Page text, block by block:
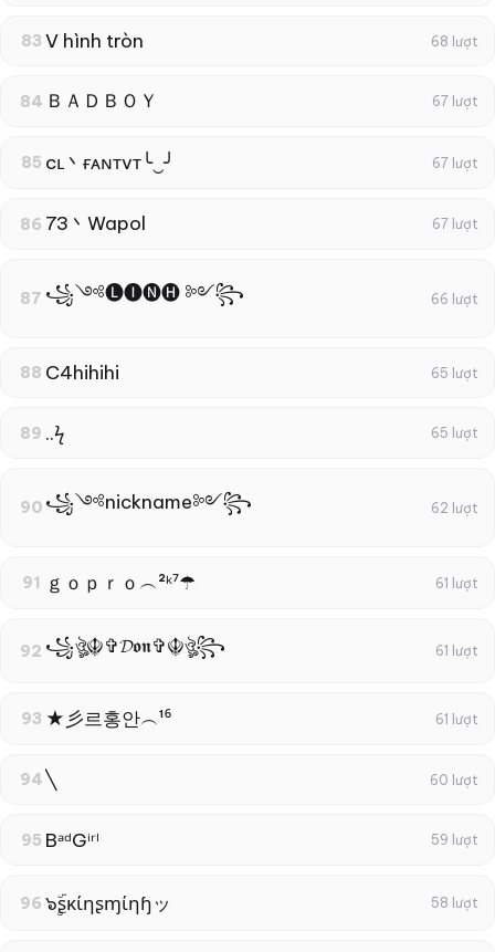
83 V hình tròn 68 lượt
84 ＢＡＤＢＯＹ 67 lượt
85 cʟ丶ғᴀɴтvт╰‿╯ 67 lượt
86 73丶Wapol 67 lượt
87 ꧁༺🅛🅘🅝🅗 ༻꧂ 66 lượt
88 C4hihihi 65 lượt
89 ..ϟ 65 lượt
90 ꧁༺nickname༻꧂ 62 lượt
91 ｇｏｐｒｏ︵²ᵏ⁷☂ 61 lượt
92 ꧁ঔৣ☬✞𝓓𝖔𝖓✞☬ঔৣ꧂ 61 lượt
93 ★彡르홍안︵¹⁶ 61 lượt
94╲ 60 lượt
95 BᵃᵈGⁱʳˡ 59 lượt
96 ๖ۣۜʂκίηʂɱίηɧッ 58 lượt